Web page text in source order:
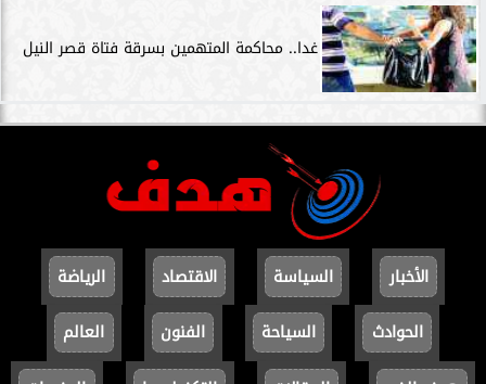
غدا.. محاكمة المتهمين بسرقة فتاة قصر النيل
الأخبار السياسة الاقتصاد
الرياضة
الحوادث
السياحة الفنون
العالم